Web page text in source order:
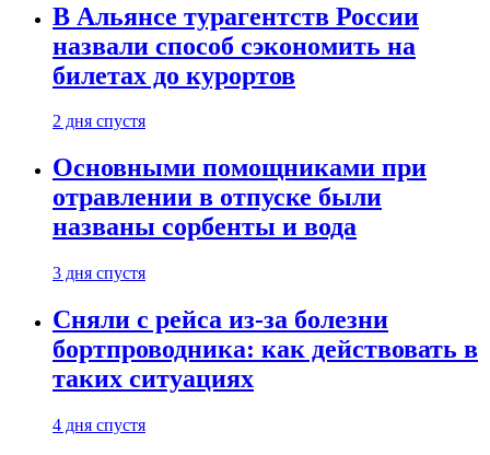
В Альянсе турагентств России
назвали способ сэкономить на
билетах до курортов
2 дня спустя
Основными помощниками при
отравлении в отпуске были
названы сорбенты и вода
3 дня спустя
Сняли с рейса из-за болезни
бортпроводника: как действовать в
таких ситуациях
4 дня спустя